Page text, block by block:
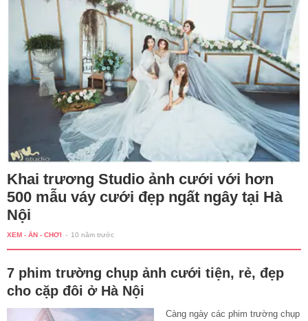
Khai trương Studio ảnh cưới với hơn
500 mẫu váy cưới đẹp ngất ngây tại Hà
Nội
XEM - ĂN - CHƠI - 10 năm trước
7 phim trường chụp ảnh cưới tiện, rẻ, đẹp
cho cặp đôi ở Hà Nội
Càng ngày các phim trường chụp